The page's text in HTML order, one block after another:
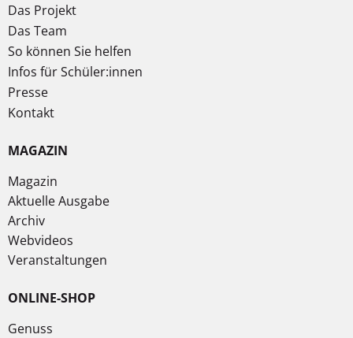
Das Projekt
Das Team
So können Sie helfen
Infos für Schüler:innen
Presse
Kontakt
MAGAZIN
Magazin
Aktuelle Ausgabe
Archiv
Webvideos
Veranstaltungen
ONLINE-SHOP
Genuss